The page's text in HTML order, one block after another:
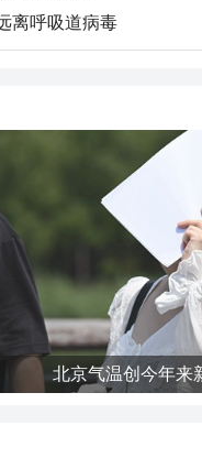
离呼吸道病毒
北京气温创今年来